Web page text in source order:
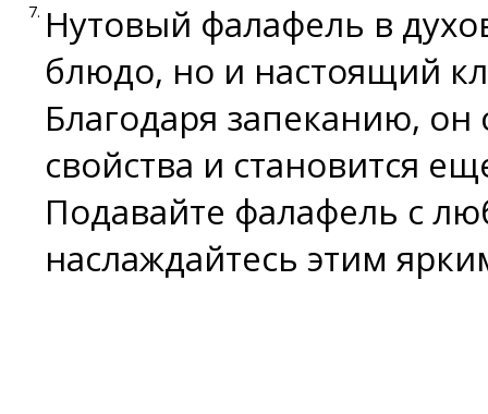
Нутовый фалафель в
блюдо, но и настоящий
Благодаря запеканию, он
свойства и становится
Подавайте фалафель с
наслаждайтесь этим